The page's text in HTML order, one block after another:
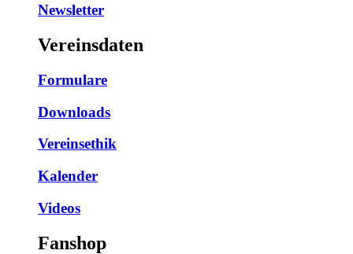
Newsletter
Vereinsdaten
Formulare
Downloads
Vereinsethik
Kalender
Videos
Fanshop